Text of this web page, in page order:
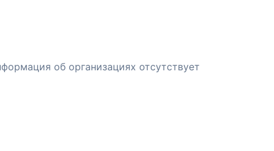
об организациях отсутствует